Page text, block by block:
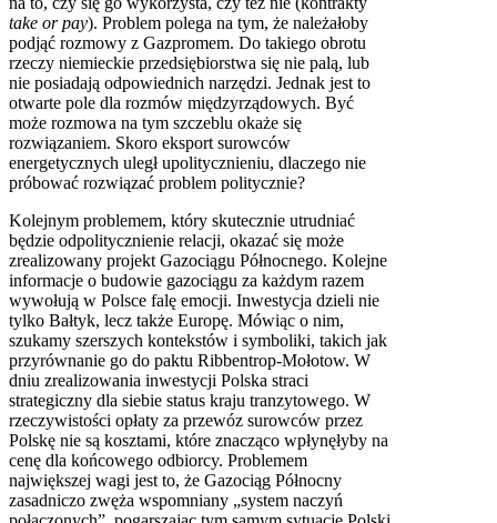
take or pay). Problem polega na tym, że należałoby
podjąć rozmowy z Gazpromem. Do takiego obrotu
rzeczy niemieckie przedsiębiorstwa się nie palą, lub
nie posiadają odpowiednich narzędzi. Jednak jest to
otwarte pole dla rozmów międzyrządowych. Być
może rozmowa na tym szczeblu okaże się
rozwiązaniem. Skoro eksport surowców
energetycznych uległ upolitycznieniu, dlaczego nie
próbować rozwiązać problem politycznie?
Kolejnym problemem, który skutecznie utrudniać
będzie odpolitycznienie relacji, okazać się może
zrealizowany projekt Gazociągu Północnego. Kolejne
informacje o budowie gazociągu za każdym razem
wywołują w Polsce falę emocji. Inwestycja dzieli nie
tylko Bałtyk, lecz także Europę. Mówiąc o nim,
szukamy szerszych kontekstów i symboliki, takich jak
przyrównanie go do paktu Ribbentrop-Mołotow. W
dniu zrealizowania inwestycji Polska straci
strategiczny dla siebie status kraju tranzytowego. W
rzeczywistości opłaty za przewóz surowców przez
Polskę nie są kosztami, które znacząco wpłynęłyby na
cenę dla końcowego odbiorcy. Problemem
największej wagi jest to, że Gazociąg Północny
zasadniczo zwęża wspomniany „system naczyń